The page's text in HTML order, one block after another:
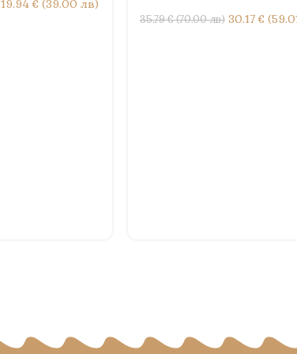
19.94 € (39.00 лв)
35.79 € (70.00 лв) 30.17 €